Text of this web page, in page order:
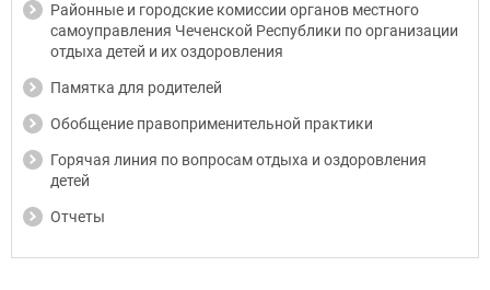
Районные и городские комиссии органов местного
самоуправления Чеченской Республики по организации
отдыха детей и их оздоровления
Памятка для родителей
Обобщение правоприменительной практики
Горячая линия по вопросам отдыха и оздоровления
детей
Отчеты